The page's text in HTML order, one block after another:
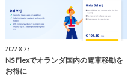
2022.8.23
NS Flexでオランダ国内の電車移動を
お得に